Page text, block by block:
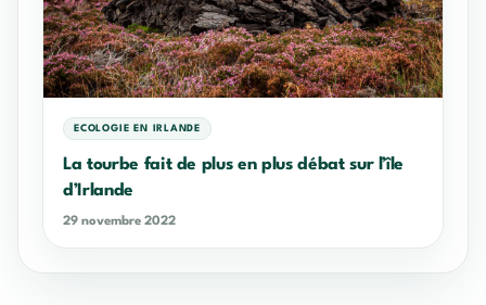
ECOLOGIE EN IRLANDE
La tourbe fait de plus en plus débat sur l’île
d’Irlande
29 novembre 2022